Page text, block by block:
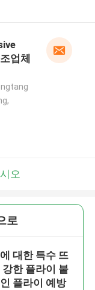
업체
오
로
대한 특수 뜨
한 플라이 붙
플라이 예방